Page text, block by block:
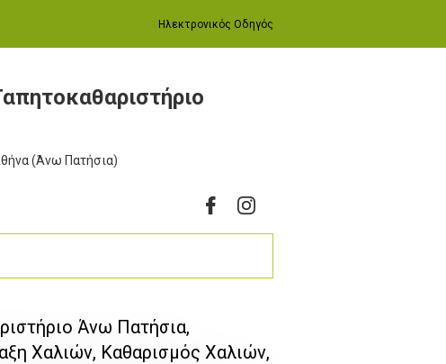
Ηλεκτρονικός Οδηγός
(Άνω Πατήσια)
Άνω Πατήσια,
Χαλιών, Καθαρισμός Χαλιών,